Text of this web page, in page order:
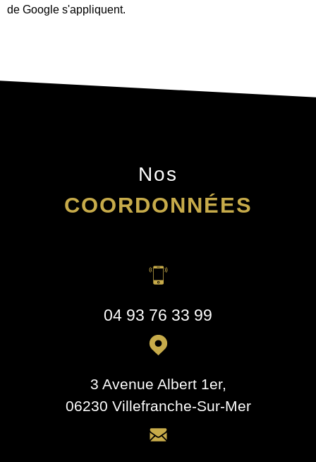
de Google s'appliquent.
Nos
COORDONNÉES
04 93 76 33 99
3 Avenue Albert 1er,
06230 Villefranche-Sur-Mer